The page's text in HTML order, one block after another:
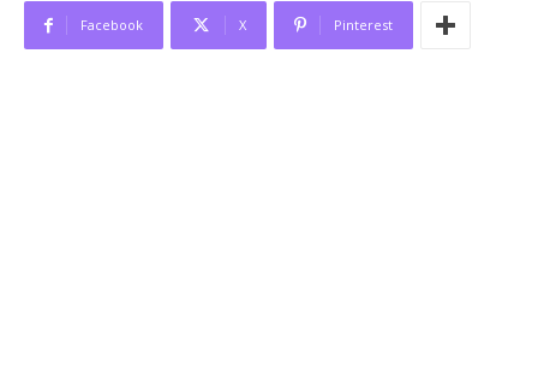
Facebook X Pinterest